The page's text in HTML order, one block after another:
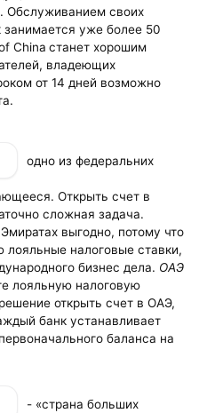
Обслуживанием своих
занимается уже более 50
China станет хорошим
владеющих
от 14 дней возможно
одно из федеральних
Открыть счет в
сложная задача.
выгодно, потому что
лояльные налоговые ставки,
бизнес дела. ОАЭ
лояльную налоговую
открыть счет в ОАЭ,
банк устанавливает
баланса на
- «страна больших